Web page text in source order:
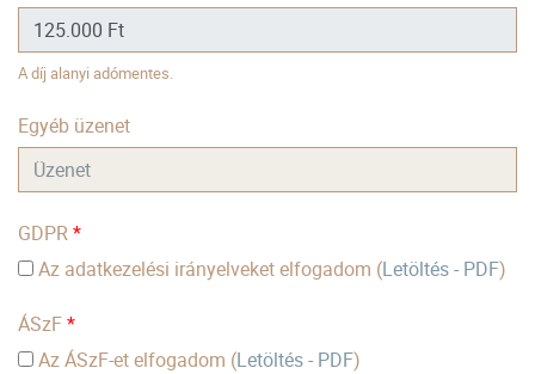
A díj alanyi adómentes.
Egyéb üzenet
GDPR*
Az adatkezelési irányelveket elfogadom (Letöltés - PDF)
ÁSzF*
Az ÁSzF-et elfogadom (Letöltés - PDF)